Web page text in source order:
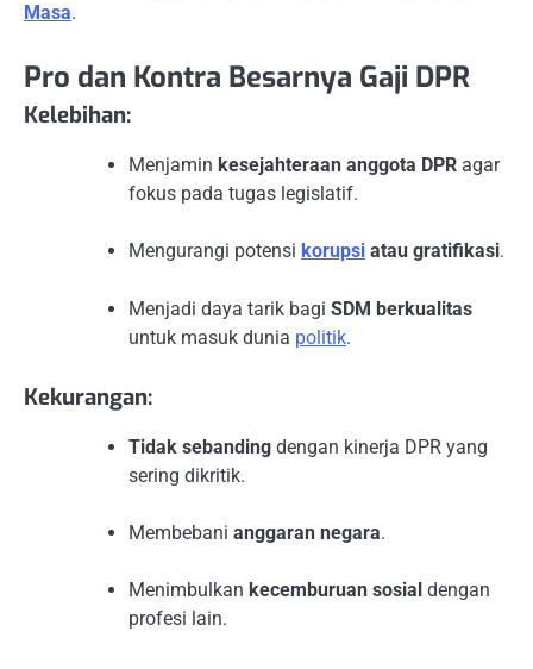
Masa.
Pro dan Kontra Besarnya Gaji DPR
Kelebihan:
Menjamin kesejahteraan anggota DPR agar
fokus pada tugas legislatif.
Mengurangi potensi korupsi atau gratifikasi.
Menjadi daya tarik bagi SDM berkualitas
untuk masuk dunia politik.
Kekurangan:
Tidak sebanding dengan kinerja DPR yang
sering dikritik.
Membebani anggaran negara.
Menimbulkan kecemburuan sosial dengan
profesi lain.